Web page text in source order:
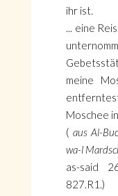
ihr ist.
... eine
meine
Moschee
( aus Al-
wa-l
as-said
827.R1.)